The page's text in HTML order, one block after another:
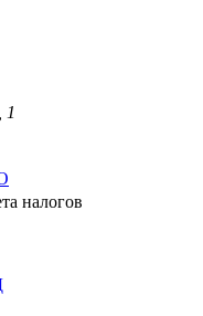
1
налогов